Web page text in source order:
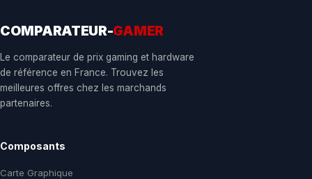
COMPARATEUR-GAMER
Le comparateur de prix gaming et hardware
de référence en France. Trouvez les
meilleures offres chez les marchands
partenaires.
Composants
Carte Graphique